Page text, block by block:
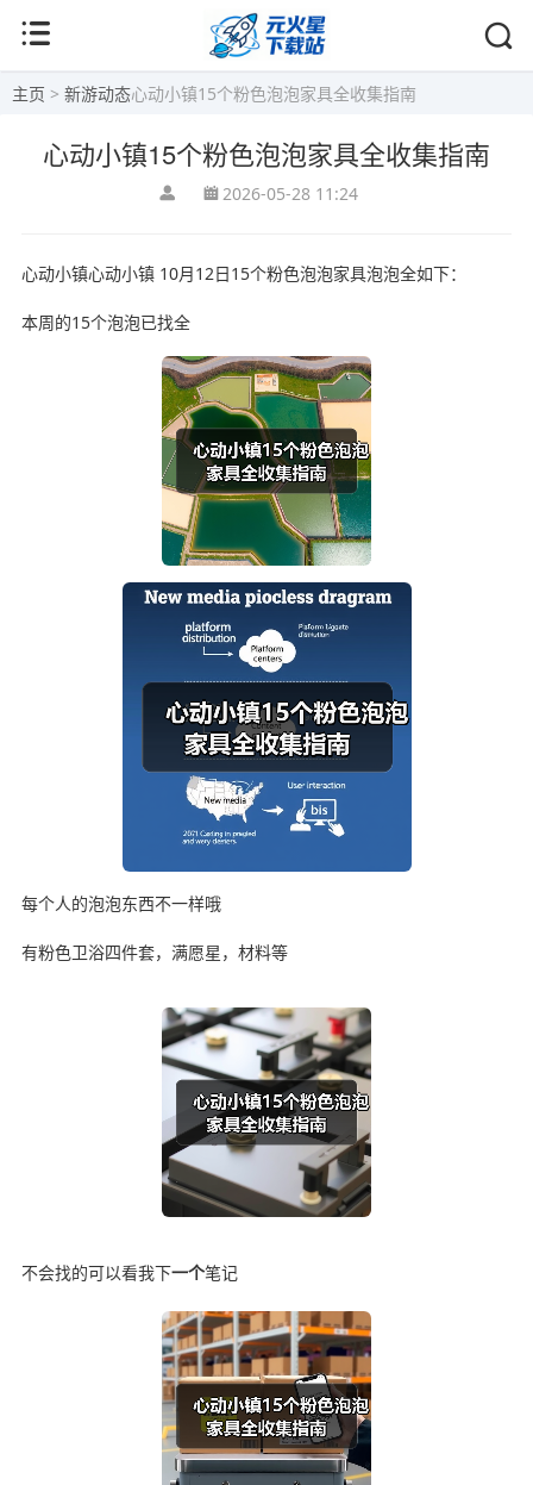
主页 > 新游动态心动小镇15个粉色泡泡家具全收集指南
心动小镇15个粉色泡泡家具全收集指南
2026-05-28 11:24
心动小镇心动小镇 10月12日15个粉色泡泡家具泡泡全如下：
本周的15个泡泡已找全
每个人的泡泡东西不一样哦
有粉色卫浴四件套，满愿星，材料等
不会找的可以看我下一个笔记